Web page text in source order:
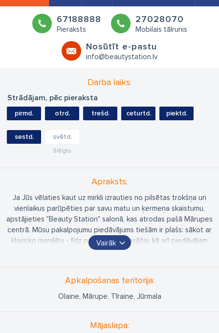
67188888
Pieraksts
27028070
Mobilais tālrunis
Nosūtīt e-pastu
info@beautystation.lv
Darba laiks:
Strādājam, pēc pieraksta
pirmd. otrd. trešd. ceturtd. piektd.
sestd. svētd.
Slēgts
Apraksts:
Ja Jūs vēlaties kaut uz mirkli izrauties no pilsētas trokšņa un
vienlaikus parūpēties par savu matu un ķermeņa skaistumu,
apstājieties "Beauty Station" salonā, kas atrodas pašā Mārupes
centrā. Mūsu pakalpojumu piedāvājums tiešām ir plašs: sākot ar
klasisko manikīru - līdz pat LPG lipomasāžai, kā arī piedāvājam
aparāta Hialurox lāzera biorevitālizāciju. Šī ārpilsētas salona
salonu standartiem!
Esam par vienu solīti tuvāk!
Vairāk
Apkalpošanas teritorija:
Olaine, Mārupe, Tīraine, Jūrmala
Mājaslapa: